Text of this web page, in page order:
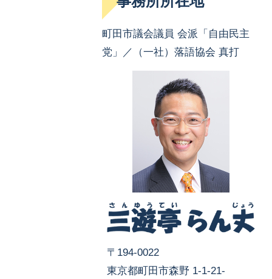
町田市議会議員 会派「自由民主
党」／（一社）落語協会 真打
〒194-0022
東京都町田市森野 1-1-21-